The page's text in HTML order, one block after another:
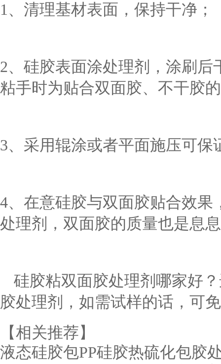
1、清理基材表面，保持干净；
2、硅胶表面涂处理剂，涂刷
粘手时为贴合双面胶、不干胶
3、采用辊涂或者平面施压可
4、在意硅胶与双面胶贴合效
处理剂，双面胶的质量也是息
硅胶粘双面胶处理剂哪家好
胶处理剂，如需试样的话，可
【相关推荐】
液态硅胶包PP硅胶热硫化包胶